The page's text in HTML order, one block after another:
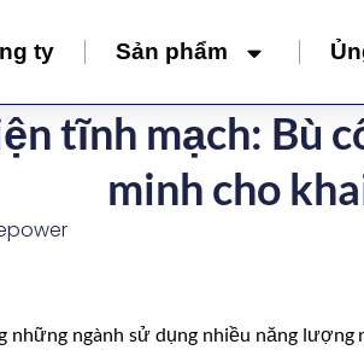
ty Sản phẩm
tĩnh mạch: Bù
minh cho
những ngành sử dụng nhiều năng